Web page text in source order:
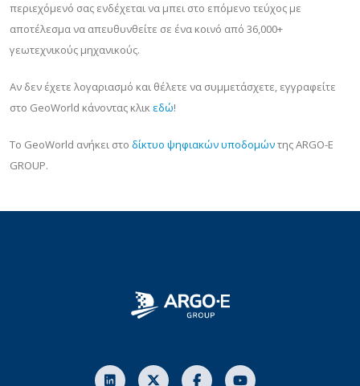
περιεχόμενό σας ενδέχεται να μπει στο επόμενο τεύχος με
αποτέλεσμα να απευθυνθείτε σε ένα κοινό από 36,000+
γεωτεχνικούς μηχανικούς.
Αν δεν έχετε λογαριασμό και θέλετε να συμμετάσχετε, εγγραφείτε
στο GeoWorld κάνοντας κλικ εδώ!
Το GeoWorld ανήκει στο δίκτυο ψηφιακών υποδομώντης ARGO-E
GROUP.